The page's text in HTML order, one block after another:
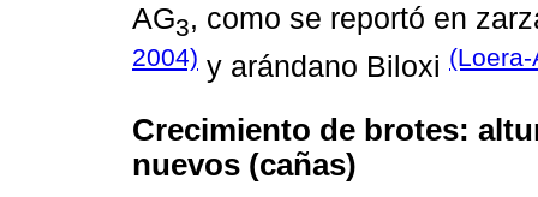
AG3, como se reportó en
2004) y arándano Biloxi
Crecimiento de brotes:
nuevos (cañas)